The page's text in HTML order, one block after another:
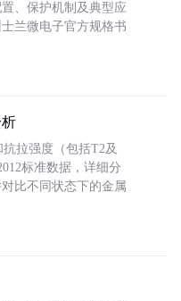
、保护机制及典型应
兰微电子官方规格书
拉强度（包括T2及
标准数据，详细分
比不同状态下的金属